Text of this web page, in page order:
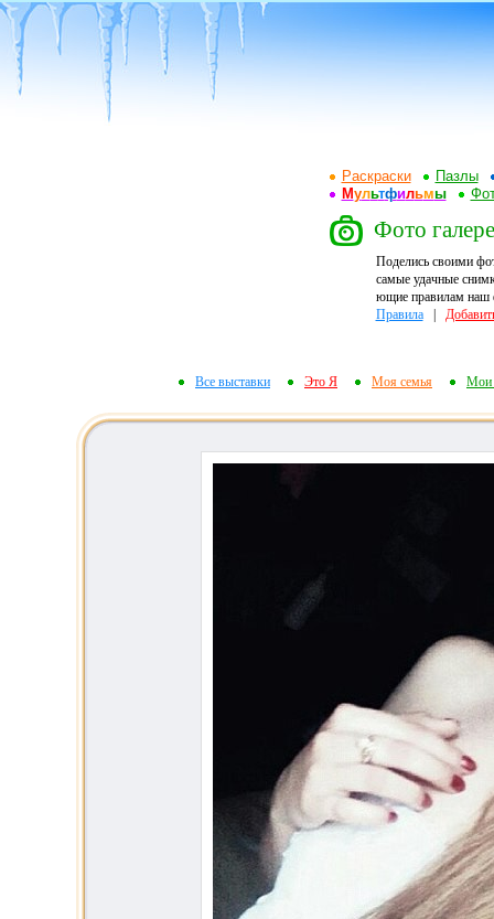
Раскраски
Пазлы
Мультфильмы
Фото
Поделись своими
самые удачные
ющие правилам наш
Правила|
Все выставки Это Я Моя семья Мои